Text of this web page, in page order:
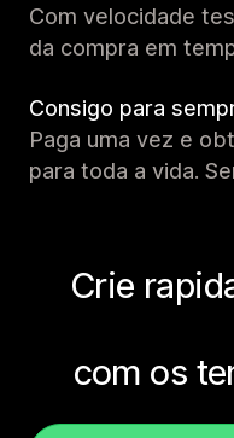
Com velocidade
da compra em
Consigo para
Paga uma vez e
para toda a vida.
Crie
com os